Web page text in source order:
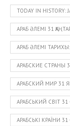
TODAY IN HISTORY:
АРАБ ӘЛЕМІ 31
АРАБ ӘЛЕМІ ТАРИХЫ:
АРАБСКИЕ СТРАНЫ
АРАБСКИЙ МИР 31
АРАБСЬКИЙ СВІТ
АРАБСЬКІ КРАЇНИ